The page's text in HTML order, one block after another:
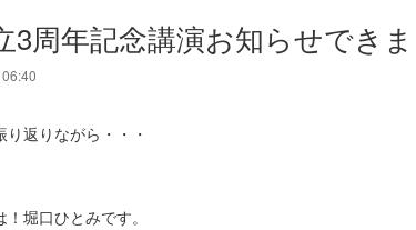
周年記念講演お知らせできま
り返りながら・・・
堀口ひとみです。